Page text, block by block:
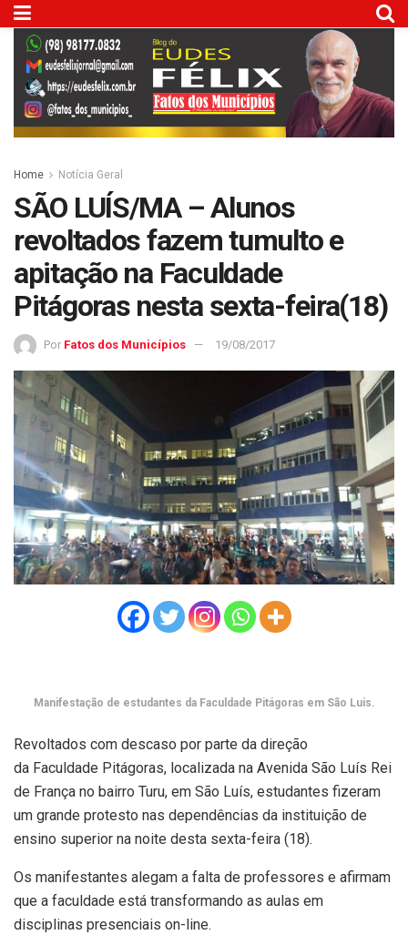
Home Notícia Geral
SÃO LUÍS/MA – Alunos
revoltados fazem tumulto e
apitação na Faculdade
Pitágoras nesta sexta-feira(18)
Por Fatos dos Municípios 19/08/2017
Manifestação de estudantes da Faculdade Pitágoras em São Luis.
Revoltados com descaso por parte da direção
da Faculdade Pitágoras, localizada na Avenida São Luís Rei
de França no bairro Turu, em São Luís, estudantes fizeram
um grande protesto nas dependências da instituição de
ensino superior na noite desta sexta-feira (18).
Os manifestantes alegam a falta de professores e afirmam
que a faculdade está transformando as aulas em
disciplinas presenciais on-line.